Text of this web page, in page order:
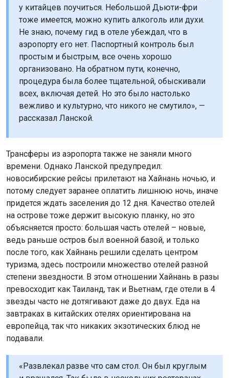
у китайцев поучиться. Небольшой Дьюти-фри
тоже имеется, можно купить алкоголь или духи.
Не знаю, почему гид в отеле убеждал, что в
аэропорту его нет. Паспортный контроль был
простым и быстрым, все очень хорошо
организовано. На обратном пути, конечно,
процедура была более тщательной, обыскивали
всех, включая детей. Но это было настолько
вежливо и культурно, что никого не смутило», —
рассказал Ланской.
Трансферы из аэропорта также не заняли много
времени. Однако Ланской предупредил:
новосибирские рейсы прилетают на Хайнань ночью, и
потому следует заранее оплатить лишнюю ночь, иначе
придется ждать заселения до 12 дня. Качество отелей
на острове тоже держит высокую планку, но это
объясняется просто: большая часть отелей – новые,
ведь раньше остров был военной базой, и только
после того, как Хайнань решили сделать центром
туризма, здесь построили множество отелей разной
степени звездности. В этом отношении Хайнань в разы
превосходит как Таиланд, так и Вьетнам, где отели в 4
звезды часто не дотягивают даже до двух. Еда на
завтраках в китайских отелях ориентирована на
европейца, так что никаких экзотических блюд не
подавали.
«Развлекал разве что сам стол. Он был круглым